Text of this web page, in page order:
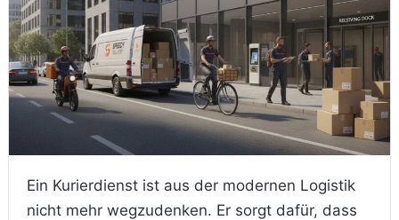
Ein Kurierdienst ist aus der modernen Logistik
nicht mehr wegzudenken. Er sorgt dafür, dass